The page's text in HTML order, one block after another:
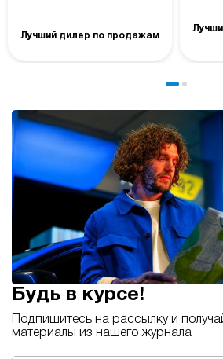
Лучший дилер по продажам
Будь в курсе!
Подпишитесь на рассылку и
материалы из нашего журнала